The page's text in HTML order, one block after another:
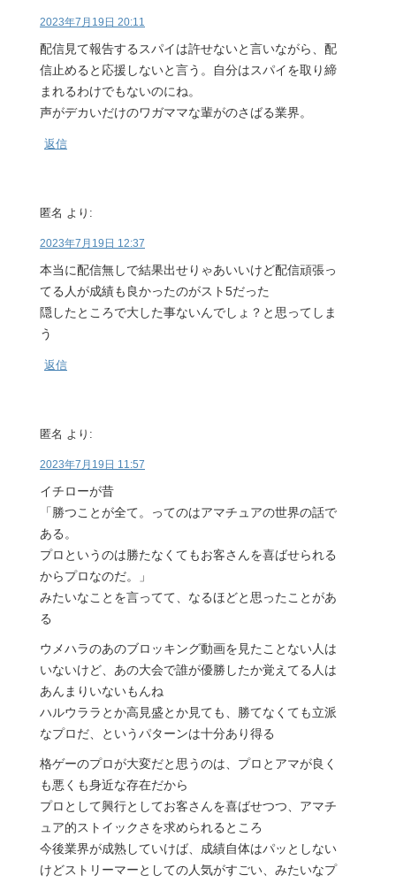
2023年7月19日 20:11
配信見て報告するスパイは許せないと言いながら、配
信止めると応援しないと言う。自分はスパイを取り締
まれるわけでもないのにね。
声がデカいだけのワガママな輩がのさばる業界。
返信
匿名 より:
2023年7月19日 12:37
本当に配信無しで結果出せりゃあいいけど配信頑張っ
てる人が成績も良かったのがスト5だった
隠したところで大した事ないんでしょ？と思ってしま
う
返信
匿名 より:
2023年7月19日 11:57
イチローが昔
「勝つことが全て。ってのはアマチュアの世界の話で
ある。
プロというのは勝たなくてもお客さんを喜ばせられる
からプロなのだ。」
みたいなことを言ってて、なるほどと思ったことがあ
る
ウメハラのあのブロッキング動画を見たことない人は
いないけど、あの大会で誰が優勝したか覚えてる人は
あんまりいないもんね
ハルウララとか高見盛とか見ても、勝てなくても立派
なプロだ、というパターンは十分あり得る
格ゲーのプロが大変だと思うのは、プロとアマが良く
も悪くも身近な存在だから
プロとして興行としてお客さんを喜ばせつつ、アマチ
ュア的ストイックさを求められるところ
今後業界が成熟していけば、成績自体はパッとしない
けどストリーマーとしての人気がすごい、みたいなプ